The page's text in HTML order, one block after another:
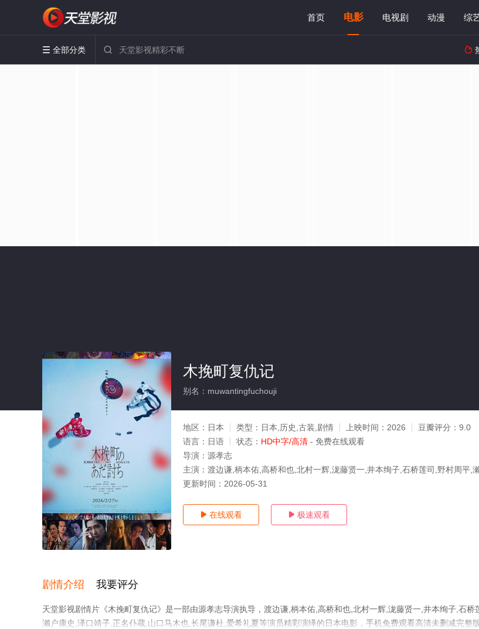
首页 电影 电视剧 动漫 综
 全部分类  
HD中字
木挽町复仇记
别名：muwantingfuchouji
地区： 日本 类型： 日本,历史,古装,剧情 上映时间： 2026 豆瓣评分： 9.0
语言： 日语 状态： HD中字/高清 - 免费在线观看
导演： 源孝志
主演： 渡边谦,柄本佑,高桥和也,北村一辉,泷藤贤一,井本绚子,石桥莲司,野村周平,
更新时间： 2026-05-31
 在线观看  极速观看
剧情介绍 我要评分
天堂影视剧情片《木挽町复仇记》是一部由源孝志导演执导，渡边谦,柄本佑,高桥和也,北村一辉,泷藤贤一,井本绚子,石桥
濑户康史,泽口靖子,正名仆蔵,山口马木也,长尾谦杜,爱希礼夏等演员精彩演绎的日本电影，手机免费观看高清未删减完整